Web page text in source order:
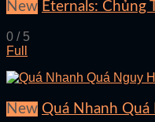
New Eternals: Chủng
0 / 5
Full
New Quá Nhanh